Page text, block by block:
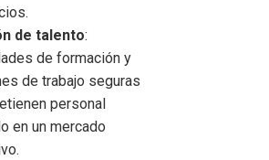
de talento:
de formación y
de trabajo seguras
personal
en un mercado